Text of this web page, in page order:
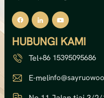
penyelesaian dek WPC
premium.Kemudahan
barisan pengeluaran,
bersamaan dengan jumlah
Kapasiti ini membolehkan
dan antarabangsa dengan
dan kualiti yang
HUBUNGI KAMI
Tel+86 15395095686
E-mel